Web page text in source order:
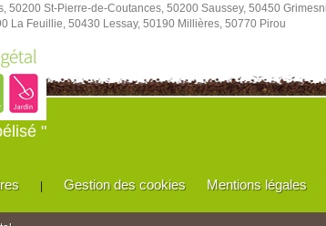
St-Pierre-de-Coutances, 50200 Saussey, 50450
La Feuillie, 50430 Lessay, 50190 Millières, 50770 Pirou
"
| Gestion des cookies Mentions légales